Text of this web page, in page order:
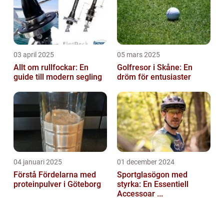
03 april 2025
Allt om rullfockar: En
guide till modern segling
05 mars 2025
Golfresor i Skåne: En
dröm för entusiaster
04 januari 2025
Förstå Fördelarna med
proteinpulver i Göteborg
01 december 2024
Sportglasögon med
styrka: En Essentiell
Accessoar ...